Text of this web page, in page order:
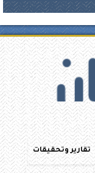
تقارير وتحقيقات